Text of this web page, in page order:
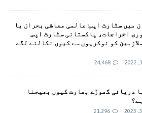
میں سٹارٹ اپس: عالمی معاشی بحران یا
اخراجات، پاکستانی سٹارٹ اپس
کو نوکریوں سے کیوں نکالنے لگے
24,468
دریائی گھوڑے بھارت کیوں بھیجنا
21,296